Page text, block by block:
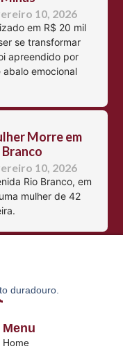
10, 2026
em R$ 20 mil
se transformar
apreendido por
emocional
Morre em
10, 2026
Rio Branco, em
mulher de 42
duradouro.
Menu
Home